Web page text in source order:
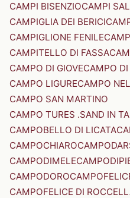
CAMPI BISENZIOCAMPI
CAMPIGLIA DEI BERICI
CAMPIGLIONE FENILE
CAMPITELLO DI FASSA
CAMPO DI GIOVECAMPO DI
CAMPO LIGURECAMPO
CAMPO SAN MARTINO
CAMPO TURES .SAND IN
CAMPOBELLO DI LICATA
CAMPOCHIARO
CAMPODIMELE
CAMPODORO
CAMPOFELICE DI